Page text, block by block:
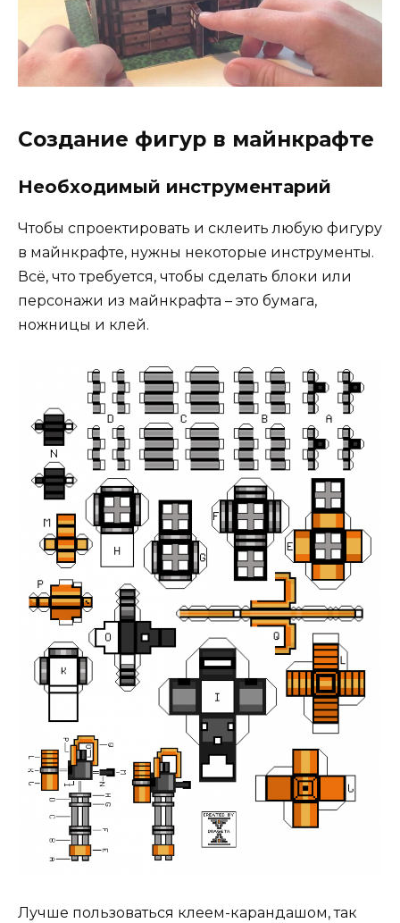
Создание фигур в майнкрафте
Необходимый инструментарий
Чтобы спроектировать и склеить любую фигуру
в майнкрафте, нужны некоторые инструменты.
Всё, что требуется, чтобы сделать блоки или
персонажи из майнкрафта – это бумага,
ножницы и клей.
Лучше пользоваться клеем-карандашом, так